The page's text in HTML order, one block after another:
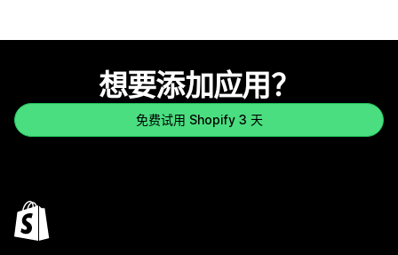
想要添加应用？
免费试用 Shopify 3 天